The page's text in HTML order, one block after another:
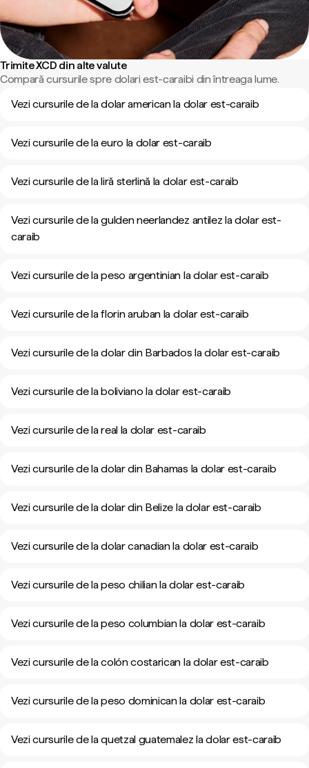
Trimite XCD din alte valute
Compară cursurile spre dolari est-caraibi din întreaga lume.
Vezi cursurile de la dolar american la dolar est-caraib
Vezi cursurile de la euro la dolar est-caraib
Vezi cursurile de la liră sterlină la dolar est-caraib
Vezi cursurile de la gulden neerlandez antilez la dolar est-
caraib
Vezi cursurile de la peso argentinian la dolar est-caraib
Vezi cursurile de la florin aruban la dolar est-caraib
Vezi cursurile de la dolar din Barbados la dolar est-caraib
Vezi cursurile de la boliviano la dolar est-caraib
Vezi cursurile de la real la dolar est-caraib
Vezi cursurile de la dolar din Bahamas la dolar est-caraib
Vezi cursurile de la dolar din Belize la dolar est-caraib
Vezi cursurile de la dolar canadian la dolar est-caraib
Vezi cursurile de la peso chilian la dolar est-caraib
Vezi cursurile de la peso columbian la dolar est-caraib
Vezi cursurile de la colón costarican la dolar est-caraib
Vezi cursurile de la peso dominican la dolar est-caraib
Vezi cursurile de la quetzal guatemalez la dolar est-caraib